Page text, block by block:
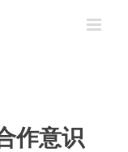
作意识